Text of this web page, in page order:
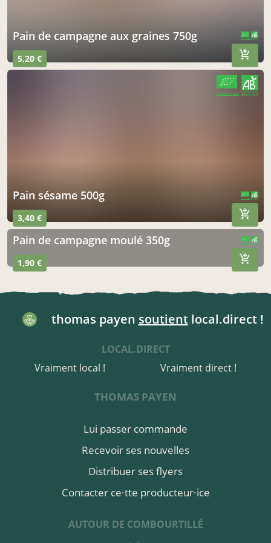
pain de campagne aux graines 750g
5,20 €
pain sésame 500g
3,40 €
CERTIFIÉ PAR FR-BIO-10
AGRICULTURE FRANCE
pain de campagne moulé 350g
1,90 €
thomas payen soutientlocal.direct !
LOCAL.DIRECT
Vraiment local !
Vraiment direct !
THOMAS PAYEN
Lui passer commande
Recevoir ses nouvelles
Distribuer ses flyers
Contacter ce·tte producteur·ice
AUTOUR DE COMBOURTILLÉ